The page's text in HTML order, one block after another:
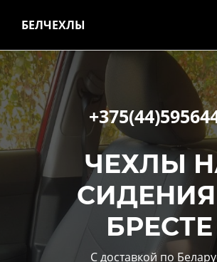
БЕЛЧЕХЛЫ
ЧЕХЛЫ
БРЕСТЕ
С доставкой по